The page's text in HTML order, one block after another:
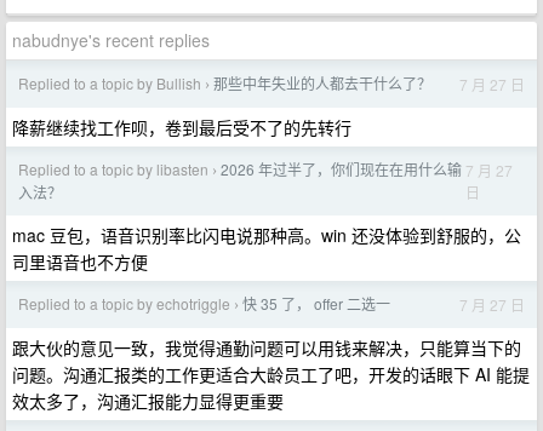
nabudnye's recent replies
Replied to a topic by Bullish › 那些中年失业的人都去干什么了？ 7 月 27 日
降薪继续找工作呗，卷到最后受不了的先转行
Replied to a topic by libasten › 2026 年过半了，你们现在在用什么输
入法？
7 月 27
日
mac 豆包，语音识别率比闪电说那种高。win 还没体验到舒服的，公
司里语音也不方便
Replied to a topic by echotriggle › 快 35 了， offer 二选一 7 月 27 日
跟大伙的意见一致，我觉得通勤问题可以用钱来解决，只能算当下的
问题。沟通汇报类的工作更适合大龄员工了吧，开发的话眼下 AI 能提
效太多了，沟通汇报能力显得更重要